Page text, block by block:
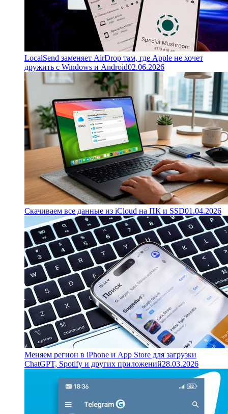
LocalSend заменяет AirDrop там, где Apple не хочет
дружить с Windows и Android02.06.2026
Скачиваем все данные из iCloud на ПК и SSD01.04.2026
Меняем регион в iPhone и App Store для загрузки
ChatGPT, Spotify и других приложений28.03.2026